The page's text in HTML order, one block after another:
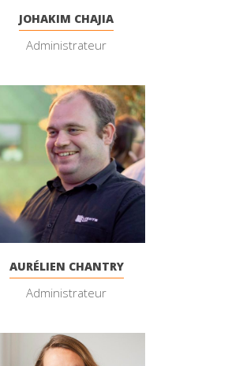
JOHAKIM CHAJIA
Administrateur
AURÉLIEN CHANTRY
Administrateur